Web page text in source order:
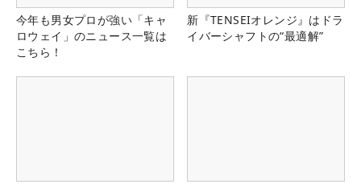
今年も男女プロが強い「キャ
ロウェイ」のニュース一覧は
こちら！
新『TENSEIオレンジ』はドラ
イバーシャフトの“最適解”